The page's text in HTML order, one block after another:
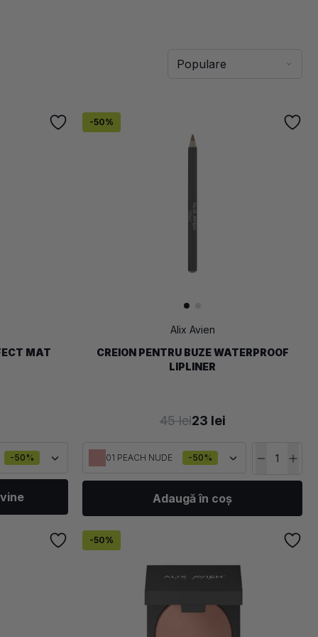
MAT
-50%
-50%
Alix Avien
CREION PENTRU BUZE WATERPROOF
LIPLINER
45 lei23 lei
01 PEACH NUDE -50%
Adaugă în coș
-50%